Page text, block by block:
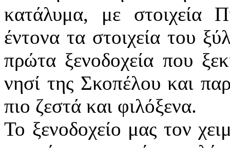
κατάλυμα, με στοιχεία
έντονα τα στοιχεία του
πρώτα ξενοδοχεία που
νησί της Σκοπέλου και
πιο ζεστά και φιλόξενα.
Το ξενοδοχείο μας τον